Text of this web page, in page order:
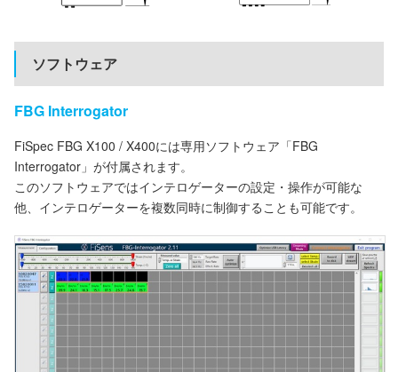
ソフトウェア
FBG Interrogator
FiSpec FBG X100 / X400には専用ソフトウェア「FBG
Interrogator」が付属されます。
このソフトウェアではインテロゲーターの設定・操作が可能な
他、インテロゲーターを複数同時に制御することも可能です。